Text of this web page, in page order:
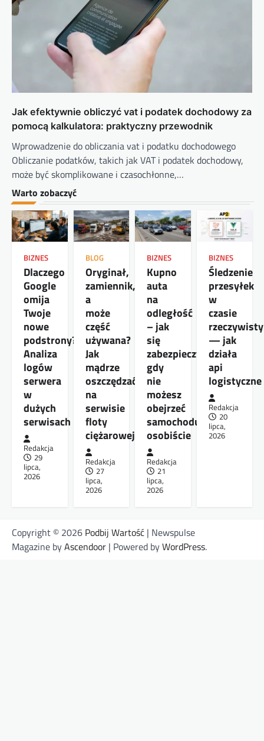
Jak efektywnie obliczyć vat i podatek dochodowy za
pomocą kalkulatora: praktyczny przewodnik
Wprowadzenie do obliczania vat i podatku dochodowego
Obliczanie podatków, takich jak VAT i podatek dochodowy,
może być skomplikowane i czasochłonne,…
Warto zobaczyć
BIZNES
Dlaczego
Google
omija
Twoje
nowe
podstrony?
Analiza
logów
serwera
w
dużych
serwisach
Redakcja
29
lipca,
2026
BLOG
Oryginał,
zamiennik,
a
może
część
używana?
Jak
mądrze
oszczędzać
na
serwisie
floty
ciężarowej
Redakcja
27
lipca,
2026
BIZNES
Kupno
auta
na
odległość
– jak
się
zabezpieczyć,
gdy
nie
możesz
obejrzeć
samochodu
osobiście
Redakcja
21
lipca,
2026
BIZNES
Śledzenie
przesyłek
w
czasie
— jak
działa
api
logistyczne
Redakcja
20
lipca,
2026
Copyright © 2026 Podbij Wartość | Newspulse
Magazine byAscendoor | Powered byWordPress.